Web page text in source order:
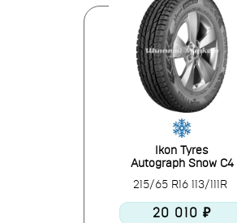
Ikon Tyres
Autograph Snow C4
215/65 R16 113/111R
20 010 ₽